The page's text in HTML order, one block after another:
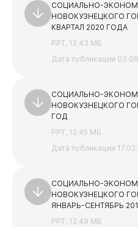
Виртуальная
СОЦИАЛЬНО-
НОВОКУЗНЕЦКОГО
КВАРТАЛ 2020 ГОДА
PPT, 12.43 МБ
Дата публикации
СОЦИАЛЬНО-
НОВОКУЗНЕЦКОГО
ГОД
PPT, 12.45 МБ
Дата публикации
СОЦИАЛЬНО-
НОВОКУЗНЕЦКОГО
ЯНВАРЬ-СЕНТЯБРЬ
PPT, 12.49 МБ